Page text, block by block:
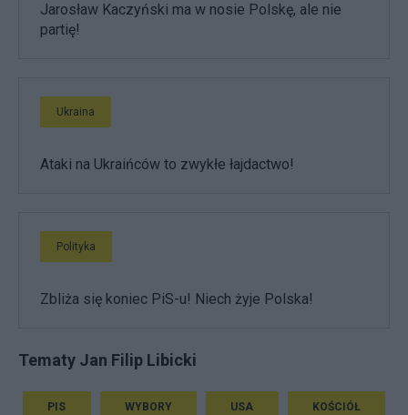
Jarosław Kaczyński ma w nosie Polskę, ale nie
partię!
Ukraina
Ataki na Ukraińców to zwykłe łajdactwo!
Polityka
Zbliża się koniec PiS-u! Niech żyje Polska!
Tematy Jan Filip Libicki
PIS WYBORY USA KOŚCIÓŁ